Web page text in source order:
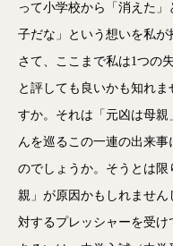
って小学校から「消えた
子だな」という想いを私が
さて、ここまで私は1つの
と評しても良いかも知れ
すか。それは「元凶は母
んを巡るこの一連の出来
のでしょうか。そうとは
親」が原因かもしれませ
対するプレッシャーを受け